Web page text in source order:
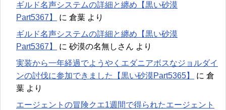
ギルド名声システムの詳細と纏め【黒い砂漠
Part5367】
に 倉葉 より
ギルド名声システムの詳細と纏め【黒い砂漠
Part5367】
に 砂漠の名無しさん より
実装から一年経過でようやくエダニアボスなジョルダイ
ンの討伐に参加できました【黒い砂漠Part5365】
に 倉
葉 より
エージェントの冒険クエ1週間で得られたエージェント